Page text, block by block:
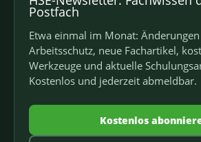
Postfach
Etwa einmal im Monat:
Arbeitsschutz, neue Fachartikel,
Werkzeuge und aktuelle
Kostenlos und jederzeit abmeldbar.
Kostenlos